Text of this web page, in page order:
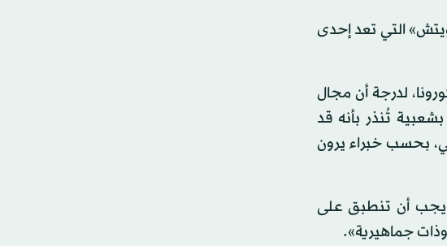
التي تعد إحدى
لدرجة أن مجال
تُنذر بأنه قد
بحسب خبراء يرون
يجب أن تنطبق على
وذات جماهيرية».